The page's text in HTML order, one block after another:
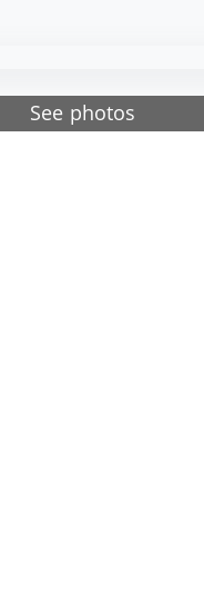
See photos